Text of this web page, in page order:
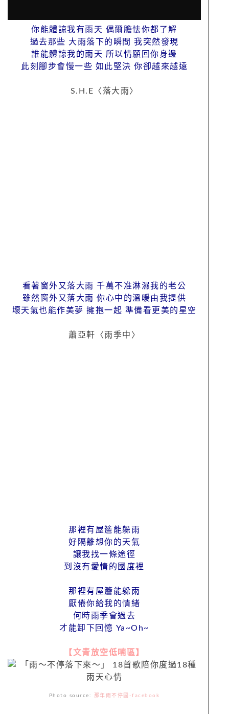
你能體諒我有雨天 偶爾膽怯你都了解
過去那些 大雨落下的瞬間 我突然發現
誰能體諒我的雨天 所以情願回你身邊
此刻腳步會慢一些 如此堅決 你卻越來越遠
S.H.E〈落大雨〉
看著窗外又落大雨 千萬不准淋濕我的老公
雖然窗外又落大雨 你心中的溫暖由我提供
壞天氣也能作美夢 擁抱一起 準備看更美的星空
蕭亞軒〈雨季中〉
那裡有屋簷能躲雨
好隔離想你的天氣
讓我找一條途徑
到沒有愛情的國度裡
那裡有屋簷能躲雨
厭倦你給我的情緒
何時雨季會過去
才能卸下回憶 Ya~Oh~
【文青放空低喃區】
Photo source: 那年雨不停國-facebook